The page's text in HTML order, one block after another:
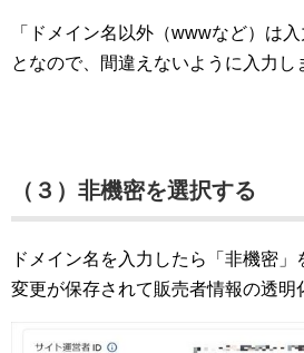
「ドメイン名以外（wwwなど）は
となので、間違えないように入力し
（３）非機密を選択する
ドメイン名を入力したら「非機密
変更が保存されて販売者情報の透明